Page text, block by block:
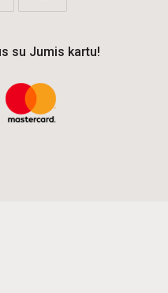
su Jumis kartu!